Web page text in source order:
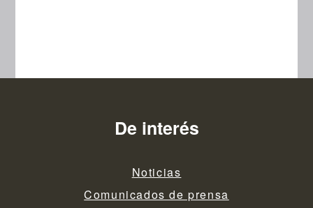
De interés
Noticias
Comunicados de prensa